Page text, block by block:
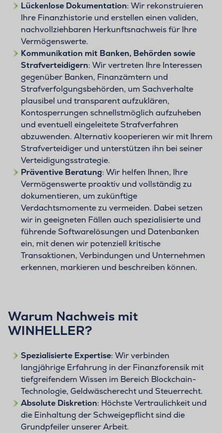
Lückenlose Dokumentation: Wir rekonstruieren
Ihre Finanzhistorie und erstellen einen validen,
nachvollziehbaren Herkunftsnachweis für Ihre
Vermögenswerte.
Kommunikation mit Banken, Behörden sowie
Strafverteidigern: Wir vertreten Ihre Interessen
gegenüber Banken, Finanzämtern und
Strafverfolgungsbehörden, um Sachverhalte
plausibel und transparent aufzuklären,
Kontosperrungen schnellstmöglich aufzuheben
und eventuell eingeleitete Strafverfahren
abzuwenden. Alternativ kooperieren wir mit Ihrem
Strafverteidiger und unterstützen ihn bei seiner
Verteidigungsstrategie.
Präventive Beratung: Wir helfen Ihnen, Ihre
Vermögenswerte proaktiv und vollständig zu
dokumentieren, um zukünftige
Verdachtsmomente zu vermeiden. Dabei setzen
wir in geeigneten Fällen auch spezialisierte und
führende Softwarelösungen und Datenbanken
ein, mit denen wir potenziell kritische
Transaktionen, Verbindungen und Unternehmen
erkennen, markieren und beschreiben können.
Warum Nachweis mit
WINHELLER?
Spezialisierte Expertise: Wir verbinden
langjährige Erfahrung in der Finanzforensik mit
tiefgreifendem Wissen im Bereich Blockchain-
Technologie, Geldwäscherecht und Steuerrecht.
Absolute Diskretion: Höchste Vertraulichkeit und
die Einhaltung der Schweigepflicht sind die
Grundpfeiler unserer Arbeit.